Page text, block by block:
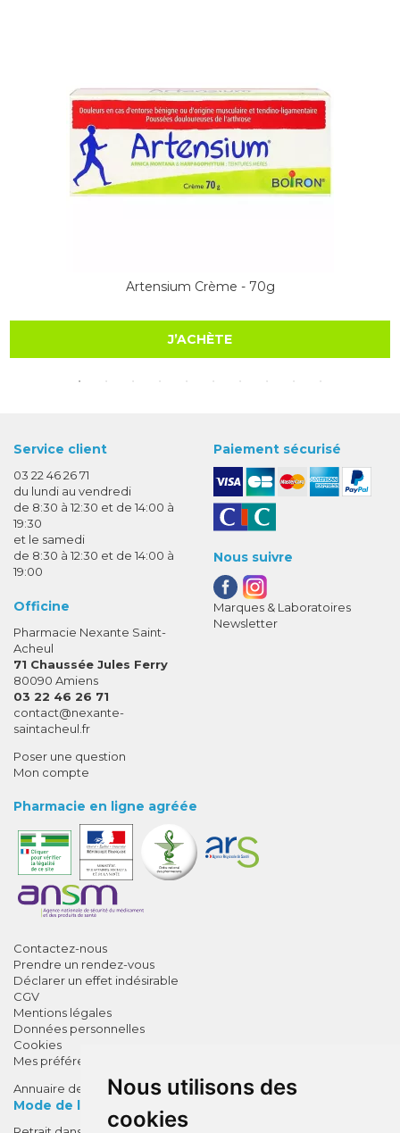
Nous utilisons des
cookies
Artensium Crème - 70g
J’ACHÈTE
Service client
03 22 46 26 71
du lundi au vendredi
de 8:30 à 12:30 et de 14:00 à
19:30
et le samedi
de 8:30 à 12:30 et de 14:00 à
19:00
Officine
Pharmacie Nexante Saint-
Acheul
71 Chaussée Jules Ferry
80090 Amiens
03 22 46 26 71
contact-
@-
nexante-
saintacheul.fr
Poser une question
Mon compte
Paiement sécurisé
Nous suivre
Marques & Laboratoires
Newsletter
Pharmacie en ligne agréée
Contactez-nous
Prendre un rendez-vous
Déclarer un effet indésirable
CGV
Mentions légales
Données personnelles
Cookies
Mes préférences Cookies
Annuaire des pharmacies
Mode de livraison